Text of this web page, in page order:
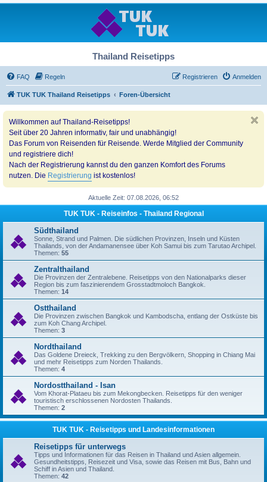
Thailand Reisetipps
FAQ Regeln Anmelden
Registrieren
TUK TUK Thailand Reisetipps Foren-Übersicht
Willkommen auf Thailand-Reisetipps!
Seit über 20 Jahren informativ, fair und unabhängig!
Das Forum von Reisenden für Reisende. Werde Mitglied der Community
und registriere dich!
Nach der Registrierung kannst du den ganzen Komfort des Forums
nutzen. Die Registrierung ist kostenlos!
Aktuelle Zeit: 07.08.2026, 06:52
TUK TUK - Reiseinfos - Thailand Regional
Südthailand
Sonne, Strand und Palmen. Die südlichen Provinzen, Inseln und Küsten
Thailands, von der Andamanensee über Koh Samui bis zum Tarutao Archipel.
Themen: 55
Zentralthailand
Die Provinzen der Zentralebene. Reisetipps von den Nationalparks dieser
Region bis zum faszinierendem Grosstadtmoloch Bangkok.
Themen: 14
Ostthailand
Die Provinzen zwischen Bangkok und Kambodscha, entlang der Ostküste bis
zum Koh Chang Archipel.
Themen: 3
Nordthailand
Das Goldene Dreieck, Trekking zu den Bergvölkern, Shopping in Chiang Mai
und mehr Reisetipps zum Norden Thailands.
Themen: 4
Nordostthailand - Isan
Vom Khorat-Plataeu bis zum Mekongbecken. Reisetipps für den weniger
touristisch erschlossenen Nordosten Thailands.
Themen: 2
TUK TUK - Reisetipps und Landesinformationen
Reisetipps für unterwegs
Tipps und Informationen für das Reisen in Thailand und Asien allgemein.
Gesundheitstipps, Reisezeit und Visa, sowie das Reisen mit Bus, Bahn und
Schiff in Asien und Thailand.
Themen: 42